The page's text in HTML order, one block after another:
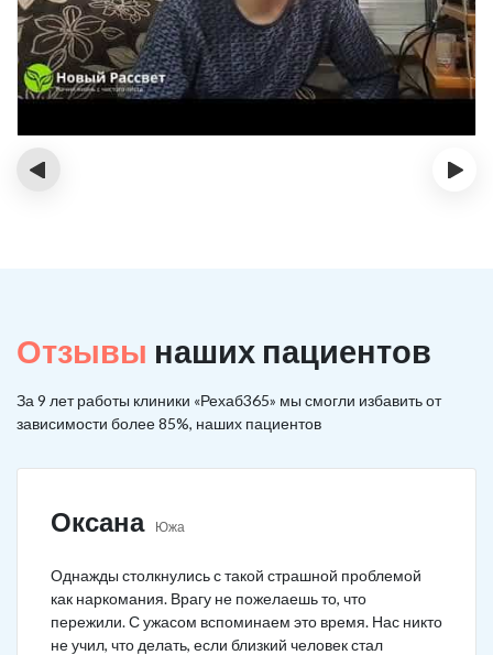
‹ ›
Отзывы наших пациентов
За 9 лет работы клиники «Рехаб365» мы смогли избавить от
зависимости более 85%, наших пациентов
Оксана Южа
Однажды столкнулись с такой страшной проблемой
как наркомания. Врагу не пожелаешь то, что
пережили. С ужасом вспоминаем это время. Нас никто
не учил, что делать, если близкий человек стал